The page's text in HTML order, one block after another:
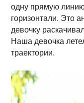
одну прямую
горизонтали. Это
девочку
Наша девочка
траектории.